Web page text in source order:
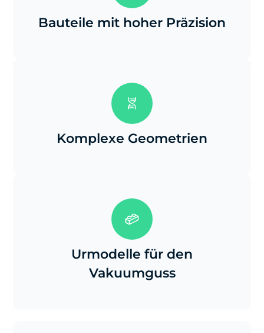
Bauteile mit hoher Präzision
Komplexe Geometrien
Urmodelle für den
Vakuumguss